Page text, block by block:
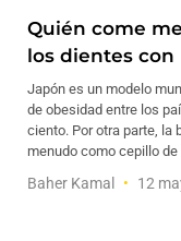
Quién come
los dientes con
Japón es un modelo
de obesidad entre los
ciento. Por otra parte, la
menudo como cepillo
Baher Kamal 12